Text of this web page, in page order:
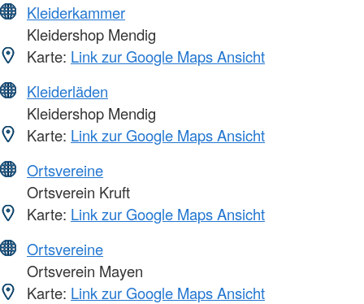
Kleiderkammer
Kleidershop Mendig
Karte: Link zur Google Maps Ansicht
Kleiderläden
Kleidershop Mendig
Karte: Link zur Google Maps Ansicht
Ortsvereine
Ortsverein Kruft
Karte: Link zur Google Maps Ansicht
Ortsvereine
Ortsverein Mayen
Karte: Link zur Google Maps Ansicht